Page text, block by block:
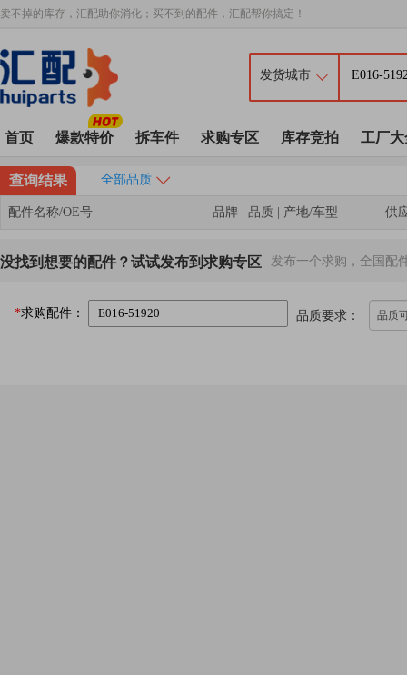
卖不掉的库存，汇配助你消化；买不到的配件，汇配帮你搞定！
首页 爆款特价 拆车件 求购专区 库存竞拍 工厂大
查询结果 全部品质
配件名称/OE号 品牌 | 品质 | 产地/车型 供
没找到想要的配件？试试发布到求购专区 发布一个求购，全国配
*求购配件： 品质要求： 品质